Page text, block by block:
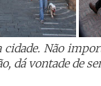
cidade. Não
dá vontade de